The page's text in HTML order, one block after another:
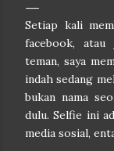
Setiap kali
facebook,
teman, saya
indah sedang
bukan nama
dulu. Selfie ini
media sosial,